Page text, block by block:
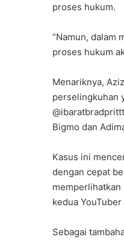
proses hukum.
“Namun, dalam
proses hukum
Menariknya,
perselingkuhan
Bigmo dan
Kasus ini
dengan cepat
memperlihatkan
kedua
Sebagai